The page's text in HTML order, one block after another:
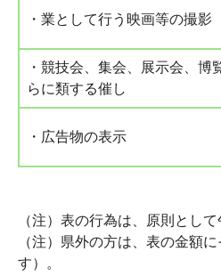
・業として行う映画等の撮影
・競技会、集会、展示会、博
らに類する催し
・広告物の表示
（注）表の行為は、原則とし
（注）県外の方は、表の金額
す）。